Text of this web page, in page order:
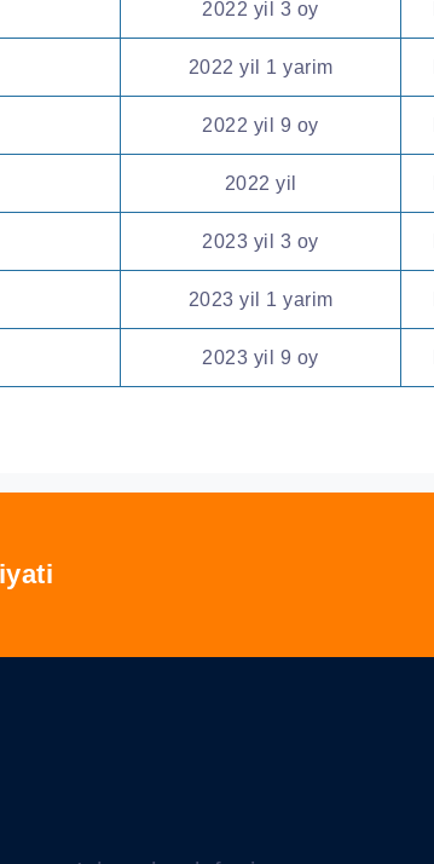
2022 yil 3 oy
2022 yil 1 yarim
2022 yil 9 oy
2022 yil
2023 yil 3 oy
2023 yil 1 yarim
2023 yil 9 oy